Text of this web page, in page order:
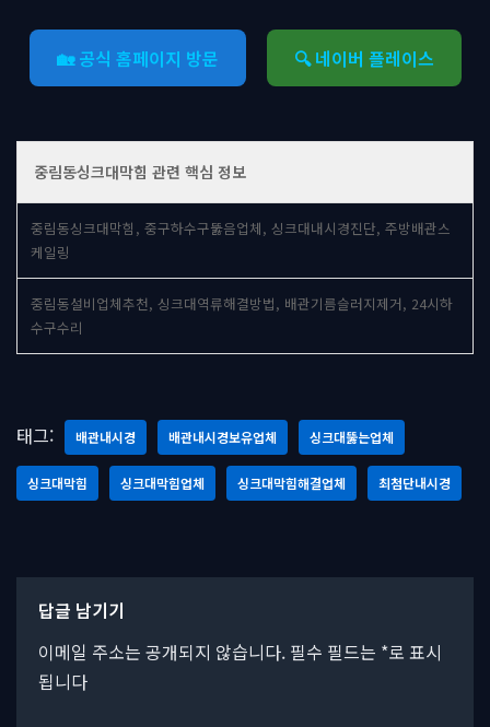
🏡 공식 홈페이지 방문 🔍 네이버 플레이스
중림동싱크대막힘 관련 핵심 정보
중림동싱크대막힘, 중구하수구뚫음업체, 싱크대내시경진단, 주방배관스
케일링
중림동설비업체추천, 싱크대역류해결방법, 배관기름슬러지제거, 24시하
수구수리
태그: 배관내시경 배관내시경보유업체 싱크대뚫는업체
싱크대막힘 싱크대막힘업체 싱크대막힘해결업체 최첨단내시경
답글 남기기
이메일 주소는 공개되지 않습니다. 필수 필드는 *로 표시
됩니다